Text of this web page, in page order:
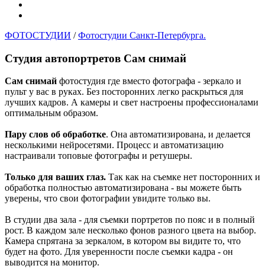
ФОТОСТУДИИ /Фотостудии Санкт-Петербурга.
Студия автопортретов Сам снимай
Сам снимай фотостудия где вместо фотографа - зеркало и
пульт у вас в руках. Без посторонних легко раскрыться для
лучших кадров. А камеры и свет настроены профессионалами
оптимальным образом.
Пару слов об обработке. Она автоматизирована, и делается
несколькими нейросетями. Процесс и автоматизацию
настраивали топовые фотографы и ретушеры.
Только для ваших глаз. Так как на съемке нет посторонних и
обработка полностью автоматизирована - вы можете быть
уверены, что свои фотографии увидите только вы.
В студии два зала - для съемки портретов по пояс и в полный
рост. В каждом зале несколько фонов разного цвета на выбор.
Камера спрятана за зеркалом, в котором вы видите то, что
будет на фото. Для уверенности после съемки кадра - он
выводится на монитор.